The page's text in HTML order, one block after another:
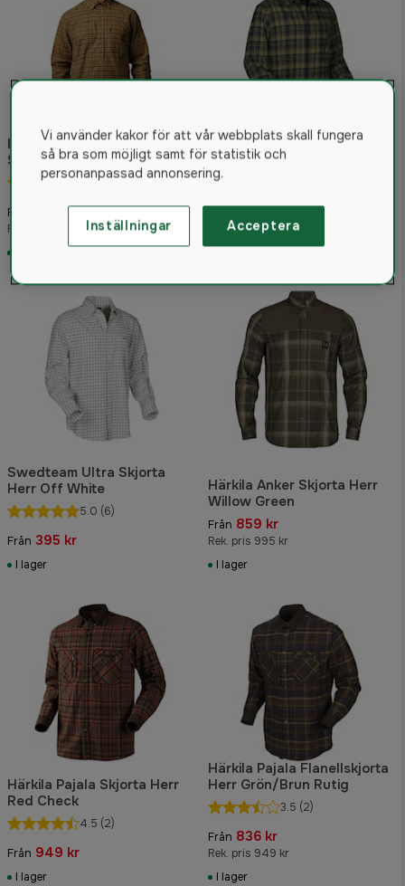
Haunter Fain Skjorta
Summer Green
4.5(2)
Från 249 kr
Rek. pris 599 kr
Swedteam Ultra Skjorta
Herr Green
289 kr
Rek. pris 399 kr
Swedteam Ultra Skjorta
Herr Off White
5.0 (6)
Från 395 kr
I lager
Härkila Anker Skjorta Herr
Willow Green
Från 859 kr
Rek. pris 995 kr
I lager
Härkila Pajala Skjorta Herr
Red Check
4.5 (2)
Från 949 kr
I lager
Härkila Pajala Flanellskjorta
Herr Grön/Brun Rutig
3.5 (2)
Från 836 kr
Rek. pris 949 kr
I lager
Vi använder kakor för att vår webbplats skall fungera
så bra som möjligt samt för statistik och
personanpassad annonsering.
Inställningar Acceptera